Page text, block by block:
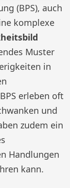
(BPS), auch
komplexe
Muster
in
erleben oft
und
zudem ein
Handlungen
kann.